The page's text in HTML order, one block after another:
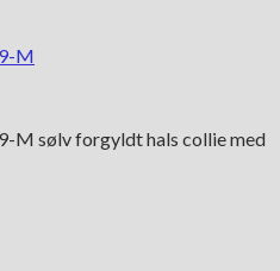
M
M sølv forgyldt hals collie med